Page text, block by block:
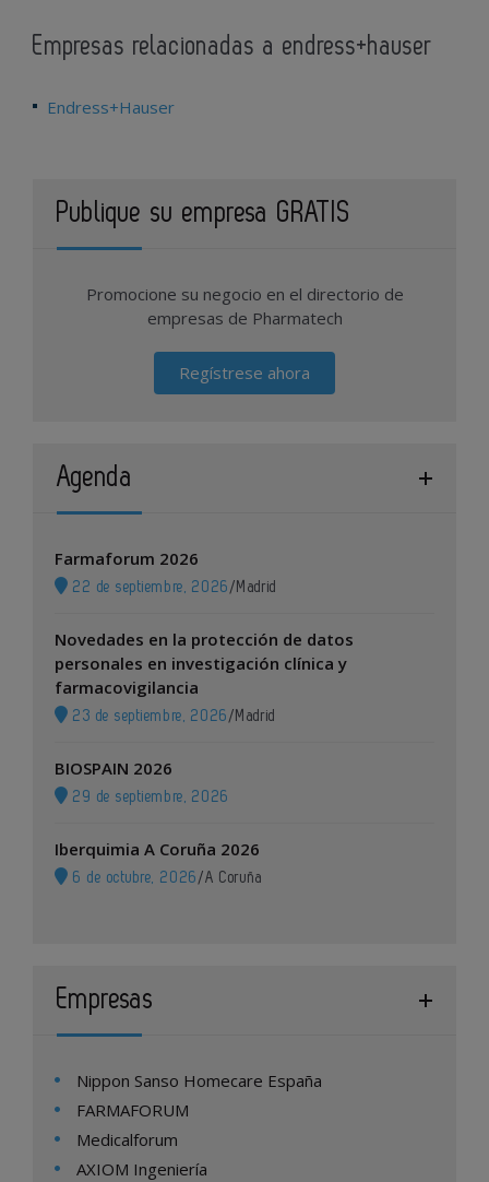
Empresas relacionadas a endress+hauser
Endress+Hauser
Publique su empresa GRATIS
Promocione su negocio en el directorio de
empresas de Pharmatech
Regístrese ahora
Agenda
Farmaforum 2026
22 de septiembre, 2026 / Madrid
Novedades en la protección de datos
personales en investigación clínica y
farmacovigilancia
23 de septiembre, 2026 / Madrid
BIOSPAIN 2026
29 de septiembre, 2026
Iberquimia A Coruña 2026
6 de octubre, 2026 /A Coruña
Empresas
Nippon Sanso Homecare España
FARMAFORUM
Medicalforum
AXIOM Ingeniería